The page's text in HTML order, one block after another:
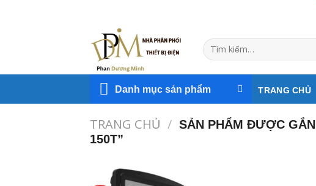
Tìm
kiếm:
Danh mục sản phẩm TRANG CHỦ
TRANG CHỦ / SẢN PHẨM ĐƯỢC
150T”